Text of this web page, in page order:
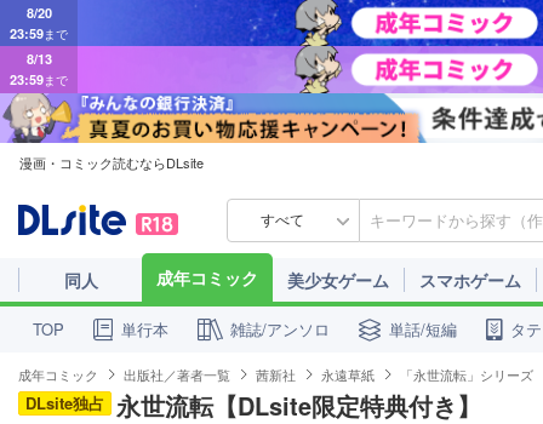
8/20
23:59 まで
8/13
23:59 まで
漫画・コミック読むならDLsite
すべて
同人 成年コミック 美少女ゲーム スマホゲーム
TOP 単行本 雑誌/アンソロ 単話/短編 タ
成年コミック 出版社／著者一覧 茜新社 永遠草紙 「永世流転」シリーズ
DLsite独占 永世流転【DLsite限定特典付き】